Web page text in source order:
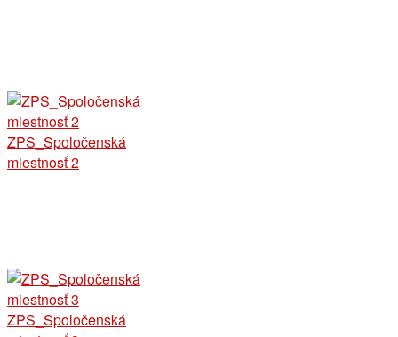
ZPS_Spoločenská
miestnosť 2
ZPS_Spoločenská